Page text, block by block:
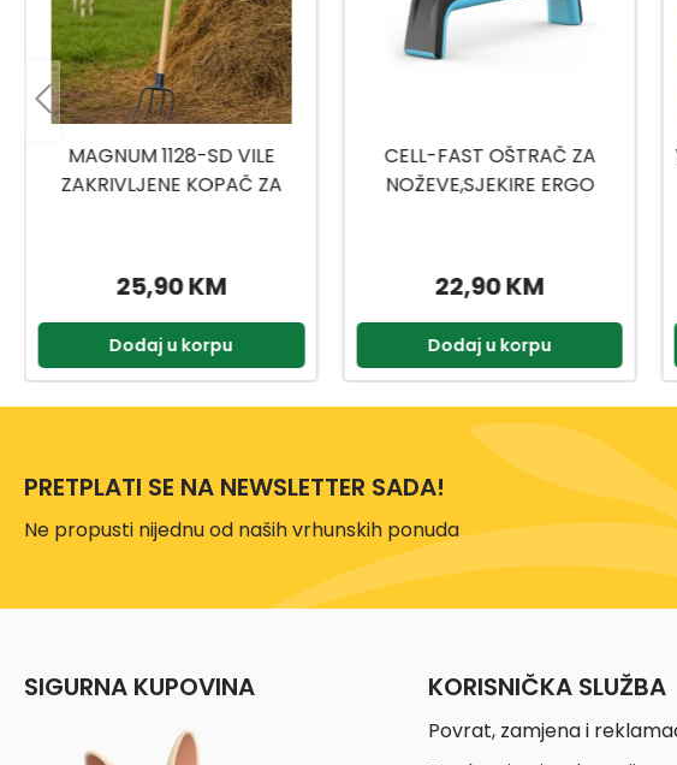
CELL-FAST OŠTRAČ ZA
NOŽEVE,SJEKIRE ERGO
22,90 KM
Dodaj u korpu
VILE SA TRI ZUPCA I DRŠKOM
59,90 KM
Dodaj u korpu
PRETPLATI SE NA NEWSLETTER SADA!
Ne propusti nijednu od naših vrhunskih ponuda
SIGURNA KUPOVINA KORISNIČKA SLUŽBA
Povrat, zamjena i